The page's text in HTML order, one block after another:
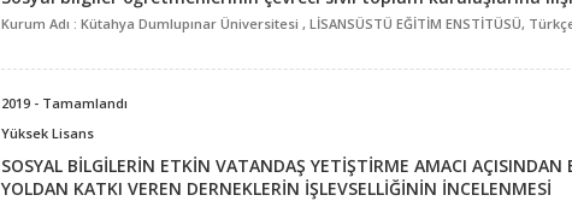
Kurum Adı : Kütahya Dumlupınar Üniversitesi , LİSANSÜSTÜ EĞİTİM ENSTİTÜSÜ,
2019 - Tamamlandı
Yüksek Lisans
SOSYAL BİLGİLERİN ETKİN VATANDAŞ YETİŞTİRME AMACI AÇISINDAN
YOLDAN KATKI VEREN DERNEKLERİN İŞLEVSELLİĞİNİN İNCELENMESİ